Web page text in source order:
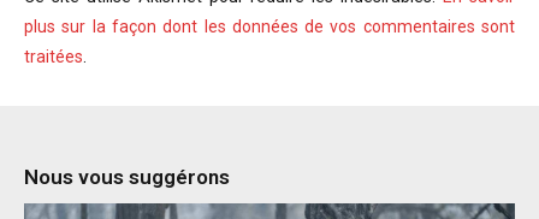
plus sur la façon dont les données de vos commentaires sont
traitées
Nous vous suggérons